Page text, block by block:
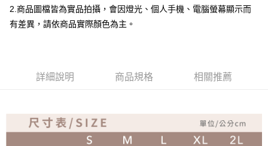
付款後全家取貨
免運費
2.商品圖檔皆為實品拍攝，會因燈光、個人手機、電腦螢幕顯示而
有差異，請依商品實際顏色為主。
詳細說明 商品規格 相關推薦